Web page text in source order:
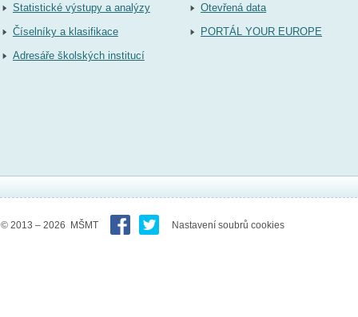
Statistické výstupy a analýzy
Číselníky a klasifikace
Adresáře školských institucí
Otevřená data
PORTÁL YOUR EUROPE
© 2013 – 2026 MŠMT Nastavení soubrů cookies